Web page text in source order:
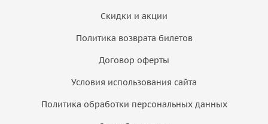
Скидки и акции
Политика возврата билетов
Договор оферты
Условия использования сайта
Политика обработки персональных данных